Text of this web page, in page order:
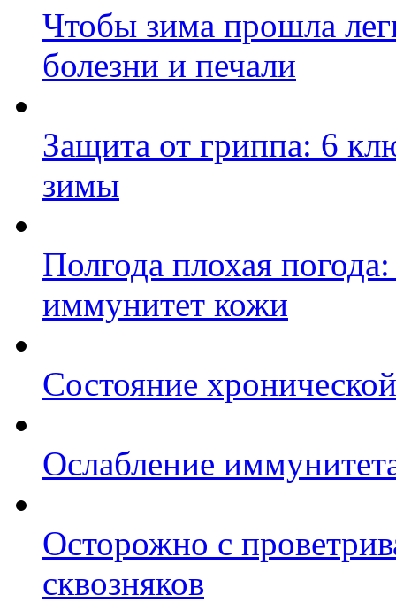
Чтобы зима прошла
болезни и печали
Защита от гриппа: 6
зимы
Полгода плохая
иммунитет кожи
Состояние
Ослабление
Осторожно с
сквозняков